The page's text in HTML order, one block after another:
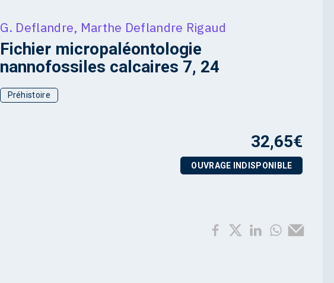
G. Deflandre, Marthe Deflandre Rigaud
Fichier micropaléontologie
nannofossiles calcaires 7, 24
Préhistoire
32,65€
OUVRAGE INDISPONIBLE